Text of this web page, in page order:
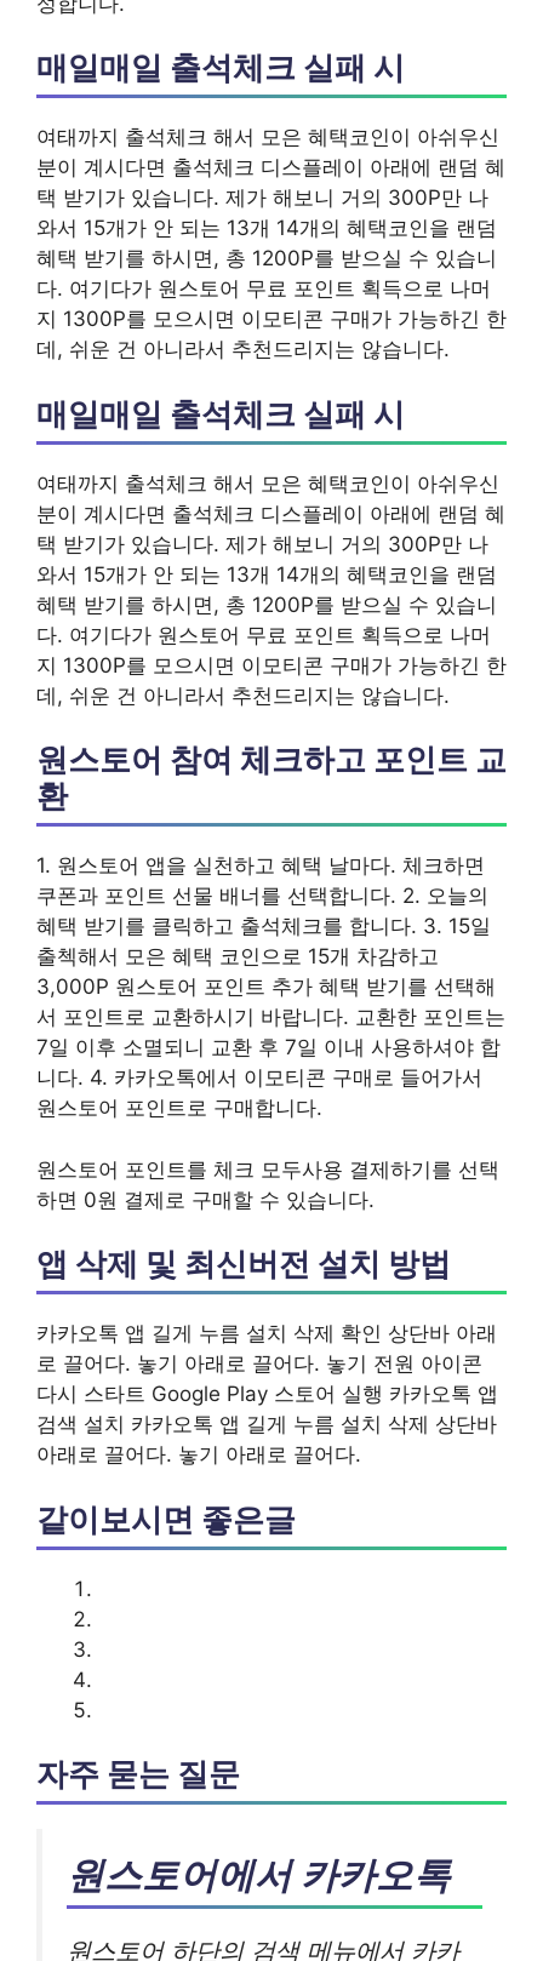
매일매일 출석체크 실패 시
여태까지 출석체크 해서 모은 혜택코인이 아쉬우신
분이 계시다면 출석체크 디스플레이 아래에 랜덤 혜
택 받기가 있습니다. 제가 해보니 거의 300P만 나
와서 15개가 안 되는 13개 14개의 혜택코인을 랜덤
혜택 받기를 하시면, 총 1200P를 받으실 수 있습니
다. 여기다가 원스토어 무료 포인트 획득으로 나머
지 1300P를 모으시면 이모티콘 구매가 가능하긴 한
데, 쉬운 건 아니라서 추천드리지는 않습니다.
매일매일 출석체크 실패 시
여태까지 출석체크 해서 모은 혜택코인이 아쉬우신
분이 계시다면 출석체크 디스플레이 아래에 랜덤 혜
택 받기가 있습니다. 제가 해보니 거의 300P만 나
와서 15개가 안 되는 13개 14개의 혜택코인을 랜덤
혜택 받기를 하시면, 총 1200P를 받으실 수 있습니
다. 여기다가 원스토어 무료 포인트 획득으로 나머
지 1300P를 모으시면 이모티콘 구매가 가능하긴 한
데, 쉬운 건 아니라서 추천드리지는 않습니다.
원스토어 참여 체크하고 포인트 교
환
1. 원스토어 앱을 실천하고 혜택 날마다. 체크하면
쿠폰과 포인트 선물 배너를 선택합니다. 2. 오늘의
혜택 받기를 클릭하고 출석체크를 합니다. 3. 15일
출첵해서 모은 혜택 코인으로 15개 차감하고
3,000P 원스토어 포인트 추가 혜택 받기를 선택해
서 포인트로 교환하시기 바랍니다. 교환한 포인트는
7일 이후 소멸되니 교환 후 7일 이내 사용하셔야 합
니다. 4. 카카오톡에서 이모티콘 구매로 들어가서
원스토어 포인트로 구매합니다.
원스토어 포인트를 체크 모두사용 결제하기를 선택
하면 0원 결제로 구매할 수 있습니다.
앱 삭제 및 최신버전 설치 방법
카카오톡 앱 길게 누름 설치 삭제 확인 상단바 아래
로 끌어다. 놓기 아래로 끌어다. 놓기 전원 아이콘
다시 스타트 Google Play 스토어 실행 카카오톡 앱
검색 설치 카카오톡 앱 길게 누름 설치 삭제 상단바
아래로 끌어다. 놓기 아래로 끌어다.
같이보시면 좋은글
자주 묻는 질문
원스토어에서 카카오톡
원스토어 하단의 검색 메뉴에서 카카